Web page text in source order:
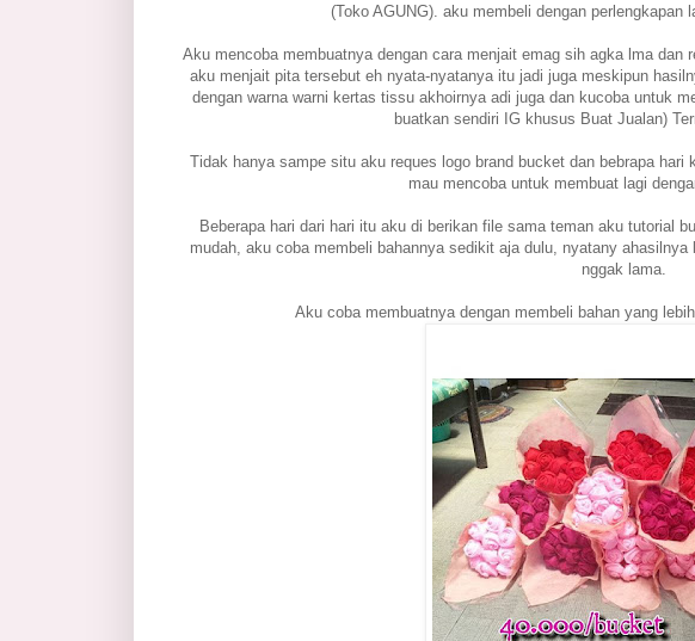
(Toko AGUNG). aku membeli dengan perlengkapan
Aku mencoba membuatnya dengan cara menjait emag sih agka lma dan
aku menjait pita tersebut eh nyata-nyatanya itu jadi juga meskipun
dengan warna warni kertas tissu akhoirnya adi juga dan kucoba untuk
buatkan sendiri IG khusus Buat Jualan)
Tidak hanya sampe situ aku reques logo brand bucket dan bebrapa
mau mencoba untuk membuat lagi
Beberapa hari dari hari itu aku di berikan file sama teman aku tutorial
mudah, aku coba membeli bahannya sedikit aja dulu, nyatany
nggak lama.
Aku coba membuatnya dengan membeli bahan yang